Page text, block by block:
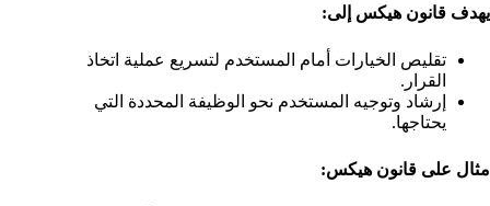
يهدف قانون هيكس إلى:
تقليص الخيارات أمام المستخدم لتسريع عملية اتخاذ
القرار.
إرشاد وتوجيه المستخدم نحو الوظيفة المحددة التي
يحتاجها.
مثال على قانون هيكس: